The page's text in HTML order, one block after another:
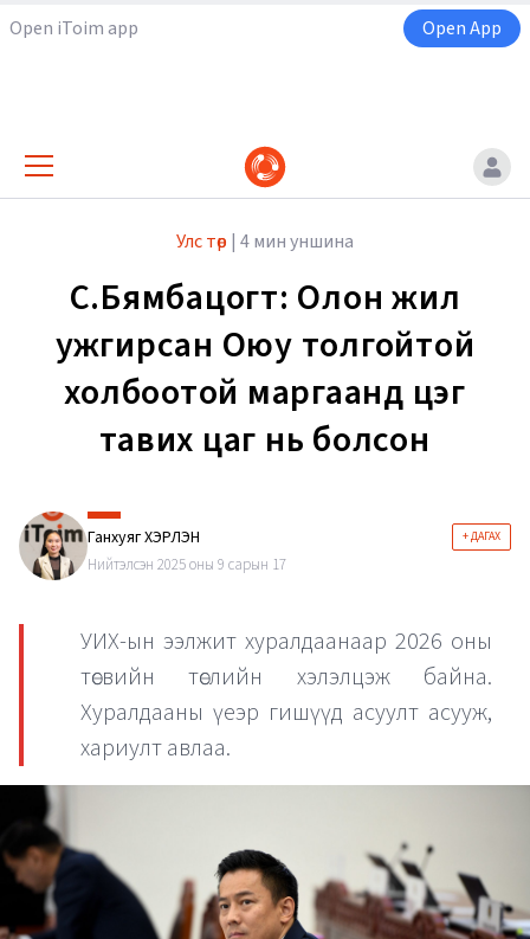
Open iToim app Open App
Улс төр | 4 мин уншина
С.Бямбацогт: Олон жил
ужгирсан Оюу толгойтой
холбоотой маргаанд цэг
тавих цаг нь болсон
Ганхуяг ХЭРЛЭН + ДАГАХ
Нийтэлсэн 2025 оны 9 сарын 17
УИХ-ын ээлжит хуралдаанаар 2026 оны
төсвийн төслийн хэлэлцэж байна.
Хуралдааны үеэр гишүүд асуулт асууж,
хариулт авлаа.